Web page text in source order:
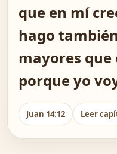
que en mí
hago
mayores que
porque yo
Juan 14:12 Leer